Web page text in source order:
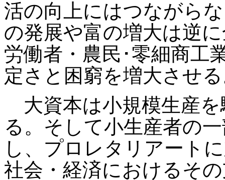
活の向上にはつながら
の発展や富の増大は逆
労働者・農民･零細商工
定さと困窮を増大させ
大資本は小規模生産
る。そして小生産者の
し、プロレタリアート
社会・経済におけるそ